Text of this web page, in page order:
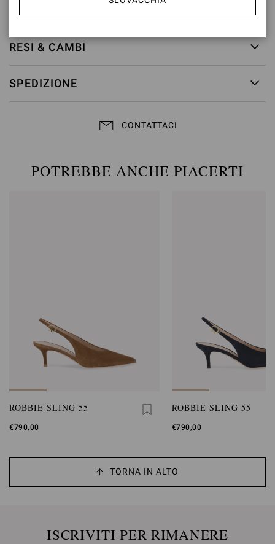
G98080.55RIC.COZPRND
RESI & CAMBI
SPEDIZIONE
CONTATTACI
POTREBBE ANCHE PIACERTI
ROBBIE SLING 55
€790,00
ROBBIE SLING 55
€790,00
TORNA IN ALTO
ISCRIVITI PER RIMANERE